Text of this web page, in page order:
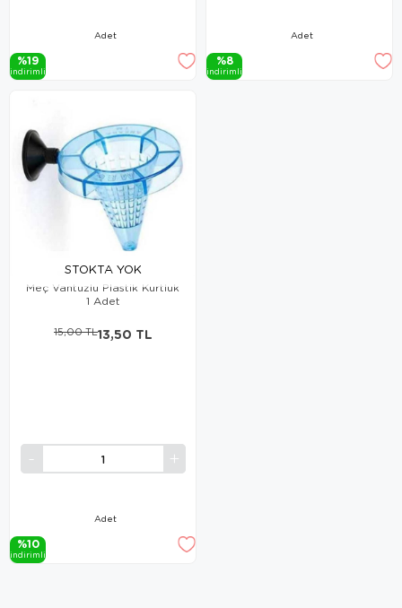
Adet
%19
i̇ndi̇ri̇mli̇
Adet
%8
i̇ndi̇ri̇mli̇
STOKTA YOK
Meç Vantuzlu Plastik Kurtluk
1 Adet
Adet
13,50 TL
15,00 TL
%10
i̇ndi̇ri̇mli̇